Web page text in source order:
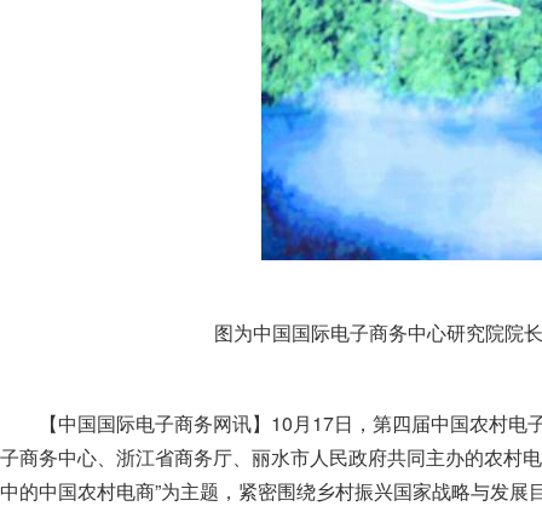
图为中国国际电子商务中心研究院院
【中国国际电子商务网讯】10月17日，第四届中国农村
子商务中心、浙江省商务厅、丽水市人民政府共同主办的农村
中的中国农村电商”为主题，紧密围绕乡村振兴国家战略与发